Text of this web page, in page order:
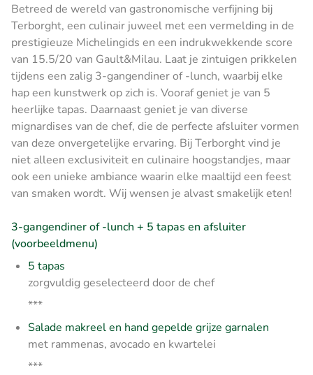
Betreed de wereld van gastronomische verfijning bij
Terborght, een culinair juweel met een vermelding in de
prestigieuze Michelingids en een indrukwekkende score
van 15.5/20 van Gault&Milau. Laat je zintuigen prikkelen
tijdens een zalig 3-gangendiner of -lunch, waarbij elke
hap een kunstwerk op zich is. Vooraf geniet je van 5
heerlijke tapas. Daarnaast geniet je van diverse
mignardises van de chef, die de perfecte afsluiter vormen
van deze onvergetelijke ervaring. Bij Terborght vind je
niet alleen exclusiviteit en culinaire hoogstandjes, maar
ook een unieke ambiance waarin elke maaltijd een feest
van smaken wordt. Wij wensen je alvast smakelijk eten!
3-gangendiner of -lunch + 5 tapas en afsluiter
(voorbeeldmenu)
5 tapas
zorgvuldig geselecteerd door de chef
***
Salade makreel en hand gepelde grijze garnalen
met rammenas, avocado en kwartelei
***